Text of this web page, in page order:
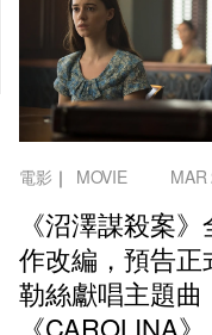
電影 ｜ MOVIE
《沼澤謀殺案
作改編，預告正
勒絲獻唱主題曲
《CAROLINA》